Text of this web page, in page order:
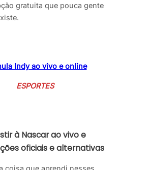
gratuita que pouca gente
Indy ao vivo e online
ESPORTES
à Nascar ao vivo e
oficiais e alternativas
coisa que aprendi nesses